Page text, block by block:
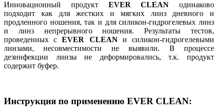
Инновационный продукт EVER CLEAN одинаково
подходит как для жестких и мягких линз дневного и
продленного ношения, так и для силикон-гидрогелевых линз
и линз непрерывного ношения. Результаты тестов,
проведенных сEVER CLEANи силикон-гидрогелевыми
линзами, несовместимости не выявили. В процессе
дезинфекции линзы не деформировались, т.к. продукт
содержит буфер.
Инструкция по применению EVER CLEAN: